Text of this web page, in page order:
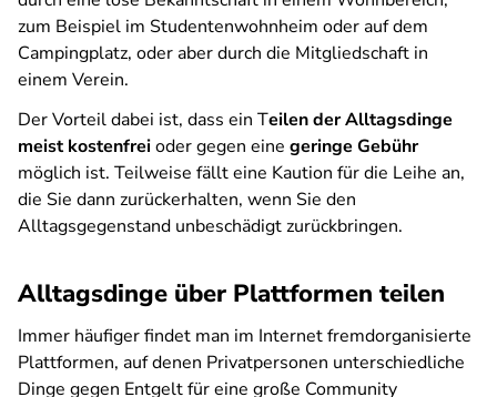
zum Beispiel im Studentenwohnheim oder auf dem
Campingplatz, oder aber durch die Mitgliedschaft in
einem Verein.
Der Vorteil dabei ist, dass ein Teilen der Alltagsdinge
meist kostenfreioder gegen eine geringe Gebühr
möglich ist. Teilweise fällt eine Kaution für die Leihe an,
die Sie dann zurückerhalten, wenn Sie den
Alltagsgegenstand unbeschädigt zurückbringen.
Alltagsdinge über Plattformen teilen
Immer häufiger findet man im Internet fremdorganisierte
Plattformen, auf denen Privatpersonen unterschiedliche
Dinge gegen Entgelt für eine große Community